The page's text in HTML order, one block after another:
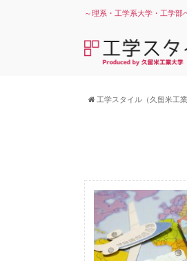
～理系・工学系大学・工学部
工学スタイル（久留米工業